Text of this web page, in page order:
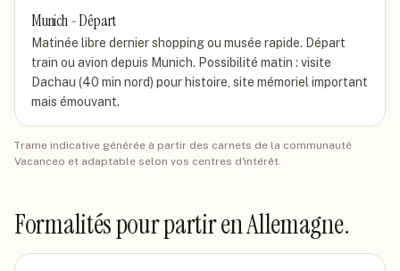
Munich - Départ
Matinée libre dernier shopping ou musée rapide. Départ
train ou avion depuis Munich. Possibilité matin : visite
Dachau (40 min nord) pour histoire, site mémoriel important
mais émouvant.
Trame indicative générée à partir des carnets de la communauté
Vacanceo et adaptable selon vos centres d'intérêt.
Formalités pour partiren Allemagne.